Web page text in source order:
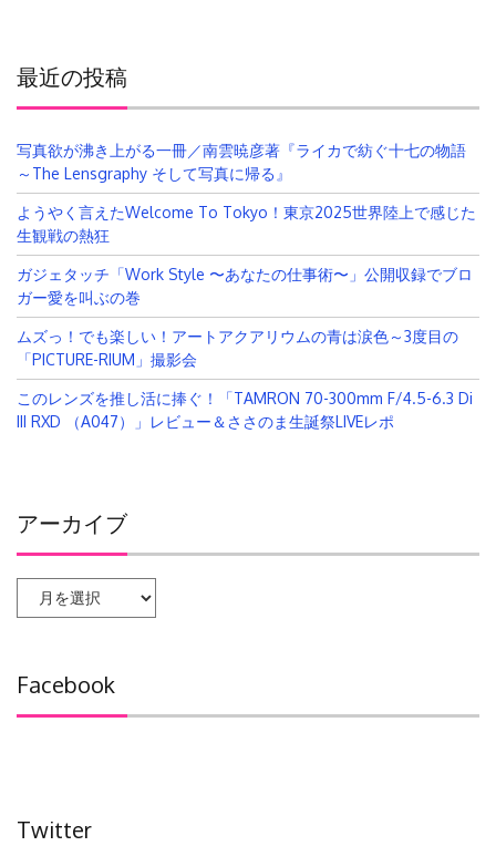
最近の投稿
写真欲が沸き上がる一冊／南雲暁彦著『ライカで紡ぐ十七の物語
～The Lensgraphy そして写真に帰る』
ようやく言えたWelcome To Tokyo！東京2025世界陸上で感じた
生観戦の熱狂
ガジェタッチ「Work Style 〜あなたの仕事術〜」公開収録でブロ
ガー愛を叫ぶの巻
ムズっ！でも楽しい！アートアクアリウムの青は涙色～3度目の
「PICTURE-RIUM」撮影会
このレンズを推し活に捧ぐ！「TAMRON 70-300mm F/4.5-6.3 Di
III RXD （A047）」レビュー＆ささのま生誕祭LIVEレポ
アーカイブ
ブ
Facebook
Twitter